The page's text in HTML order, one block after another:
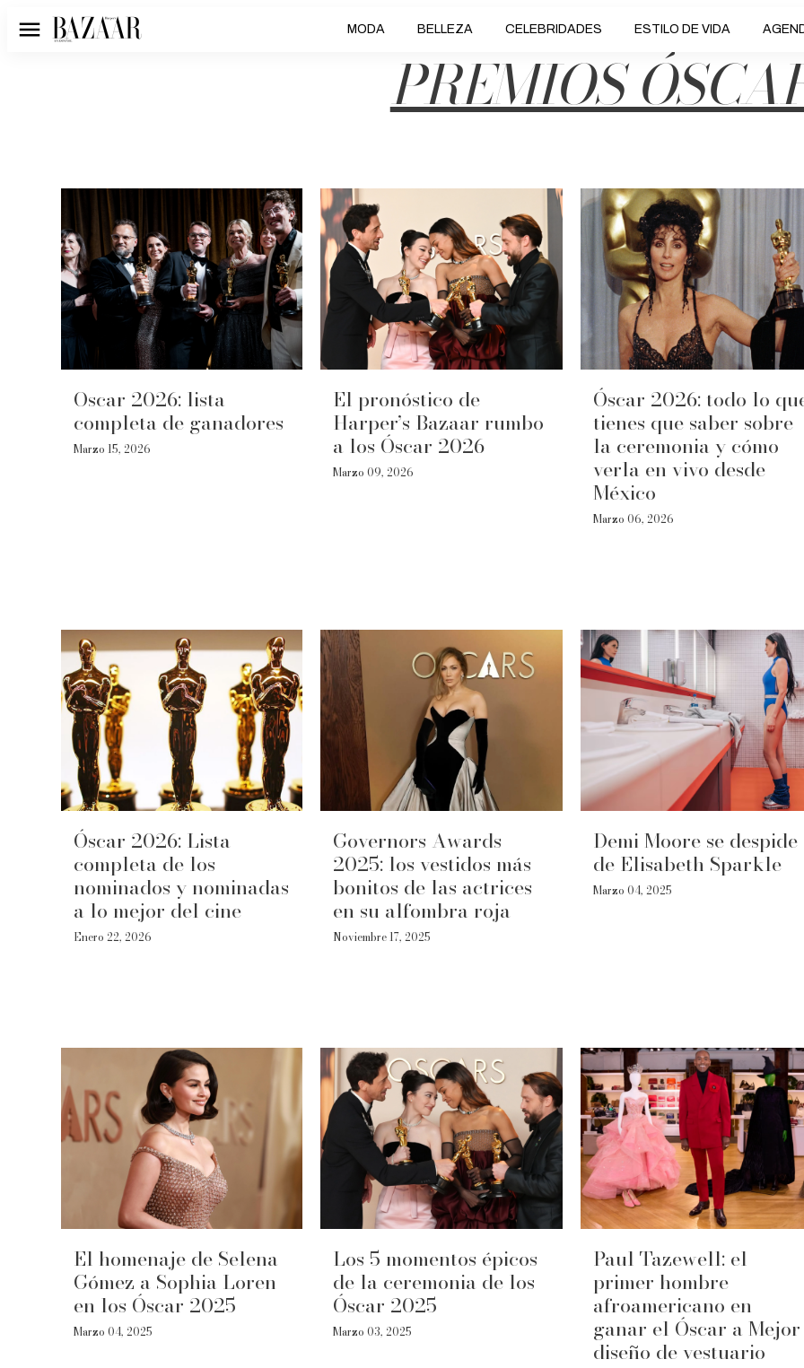
Menú MODA BELLEZA CELEBRIDADES ESTILO DE VIDA
PREMIOS
Oscar 2026: lista
completa de ganadores
Marzo 15, 2026
El pronóstico de
Harper’s Bazaar rumbo
a los Óscar 2026
Marzo 09, 2026
Óscar 2026: todo lo
tienes que saber sobre
la ceremonia y cómo
verla en vivo desde
México
Marzo 06, 2026
Óscar 2026: Lista
completa de los
nominados y nominadas
a lo mejor del cine
Enero 22, 2026
Governors Awards
2025: los vestidos más
bonitos de las actrices
en su alfombra roja
Noviembre 17, 2025
Demi Moore se despide
de Elisabeth Sparkle
Marzo 04, 2025
El homenaje de Selena
Gómez a Sophia Loren
en los Óscar 2025
Marzo 04, 2025
Los 5 momentos épicos
de la ceremonia de los
Óscar 2025
Marzo 03, 2025
Paul Tazewell: el
primer hombre
afroamericano en
ganar el Óscar a Mejor
diseño de vestuario